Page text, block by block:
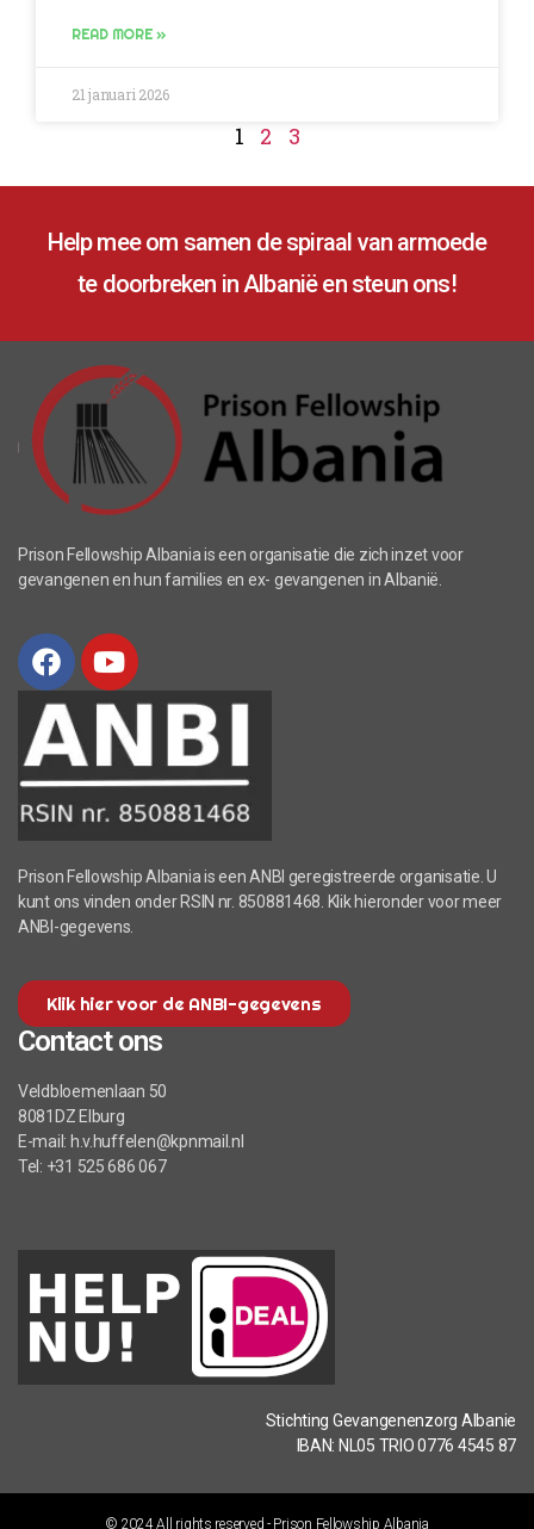
READ MORE »
21 januari 2026
1 2 3
Help mee om samen de spiraal van armoede
te doorbreken in Albanië en steun ons!
Prison Fellowship Albania is een organisatie die zich inzet voor
gevangenen en hun families en ex- gevangenen in Albanië.
Prison Fellowship Albania is een ANBI geregistreerde organisatie. U
kunt ons vinden onder RSIN nr. 850881468. Klik hieronder voor meer
ANBI-gegevens.
Klik hier voor de ANBI-gegevens
Contact ons
Veldbloemenlaan 50
8081DZ Elburg
E-mail: h.v.huffelen@kpnmail.nl
Tel: +31 525 686 067
Stichting Gevangenenzorg Albanie
IBAN: NL05 TRIO 0776 4545 87
© 2024 All rights reserved - Prison Fellowship Albania